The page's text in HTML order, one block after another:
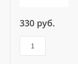
330 руб.